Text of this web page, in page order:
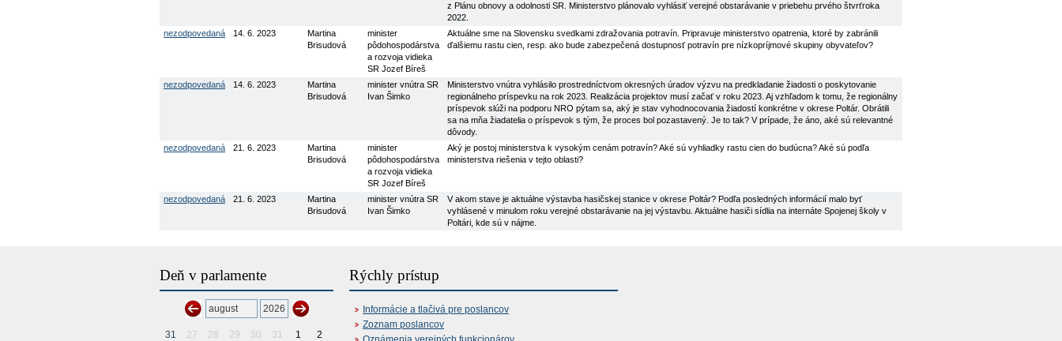
z Plánu obnovy a odolnosti SR. Ministerstvo plánovalo vyhlásiť verejné obstarávanie v priebehu prvého štvrťroka
2022.
nezodpovedaná
14. 6. 2023
Martina
Brisudová
minister
pôdohospodárstva
a rozvoja vidieka
SR Jozef Bíreš
Aktuálne sme na Slovensku svedkami zdražovania potravín. Pripravuje ministerstvo opatrenia, ktoré by zabránili
ďalšiemu rastu cien, resp. ako bude zabezpečená dostupnosť potravín pre nízkopríjmové skupiny obyvateľov?
nezodpovedaná 14. 6. 2023
Martina
Brisudová
minister vnútra SR
Ivan Šimko
Ministerstvo vnútra vyhlásilo prostredníctvom okresných úradov výzvu na predkladanie žiadosti o poskytovanie
regionálneho príspevku na rok 2023. Realizácia projektov musí začať v roku 2023. Aj vzhľadom k tomu, že regionálny
príspevok slúži na podporu NRO pýtam sa, aký je stav vyhodnocovania žiadostí konkrétne v okrese Poltár. Obrátili
sa na mňa žiadatelia o príspevok s tým, že proces bol pozastavený. Je to tak? V prípade, že áno, aké sú relevantné
dôvody.
nezodpovedaná
21. 6. 2023
Martina
Brisudová
minister
pôdohospodárstva
a rozvoja vidieka
SR Jozef Bíreš
Aký je postoj ministerstva k vysokým cenám potravín? Aké sú vyhliadky rastu cien do budúcna? Aké sú podľa
ministerstva riešenia v tejto oblasti?
nezodpovedaná 21. 6. 2023
Martina
Brisudová
minister vnútra SR
Ivan Šimko
V akom stave je aktuálne výstavba hasičskej stanice v okrese Poltár? Podľa posledných informácií malo byť
vyhlásené v minulom roku verejné obstarávanie na jej výstavbu. Aktuálne hasiči sídlia na internáte Spojenej školy v
Poltári, kde sú v nájme.
Deň v parlamente
31 27 28 29 30 31 1 2
Rýchly prístup
Informácie a tlačivá pre poslancov
Zoznam poslancov